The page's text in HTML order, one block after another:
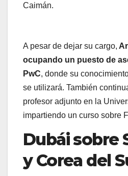
Caimán.
A pesar de dejar su cargo,
ocupando un puesto de
PwC, donde su
se utilizará. También
profesor adjunto en la
impartiendo un curso sobre
Dubái sobre
y Corea del